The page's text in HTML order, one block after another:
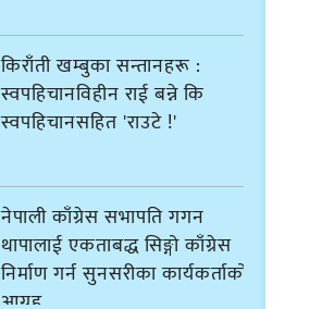
किराँती खम्बुका सन्तानहरू :
स्वपहिचानविहीन राई बन्ने कि
स्वपहिचानसहित 'राउटे !'
नेपाली काँग्रेस सभापति गगन
थापालाई एकताबद्ध सिङ्गो काँग्रेस
निर्माण गर्न सुनसरीका कार्यकर्ताको